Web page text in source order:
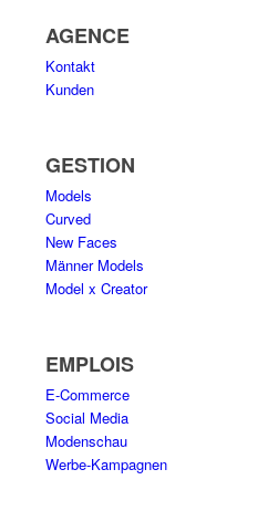
AGENCE
Kontakt
Kunden
GESTION
Models
Curved
New Faces
Männer Models
Model x Creator
EMPLOIS
E-Commerce
Social Media
Modenschau
Werbe-Kampagnen